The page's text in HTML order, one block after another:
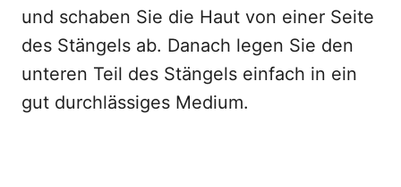
und schaben Sie die Haut von einer Seite
des Stängels ab. Danach legen Sie den
unteren Teil des Stängels einfach in ein
gut durchlässiges Medium.